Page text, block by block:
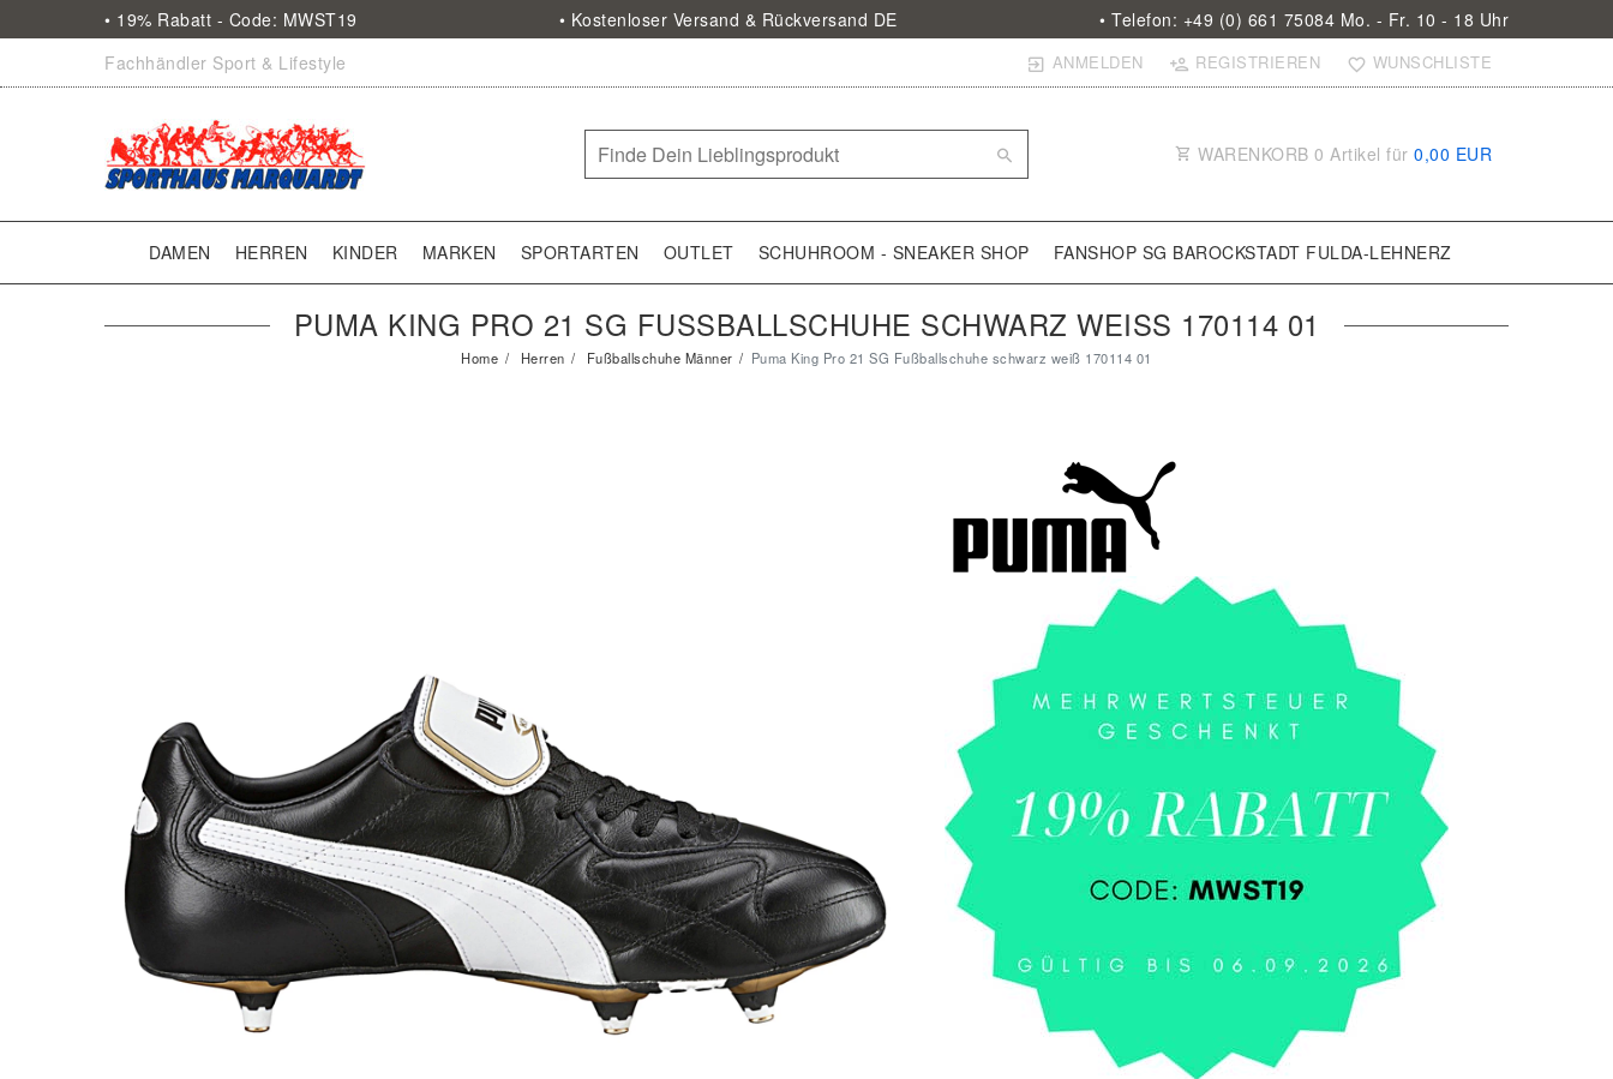
• 19% Rabatt - Code: MWST19 • Kostenloser Versand & Rückversand DE
• Telefon: +49 (0) 661 75084 Mo. - Fr. 10 - 18 Uhr
Fachhändler Sport & Lifestyle
ANMELDEN REGISTRIEREN WUNSCHLISTE
WARENKORB 0 Artikel für 0,00 EUR
DAMEN HERREN KINDER MARKEN SPORTARTEN OUTLET SCHUHROOM - SNEAKER SHOP FANSHOP SG BAROCKSTADT FULDA-LEHNERZ
PUMA KING PRO 21 SG FUSSBALLSCHUHE SCHWARZ WEISS 170114 01
Home Herren Fußballschuhe Männer Puma King Pro 21 SG Fußballschuhe schwarz weiß 170114 01